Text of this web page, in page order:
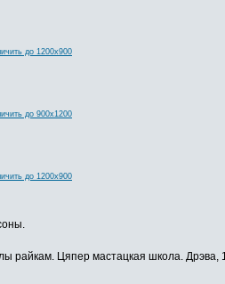
до 1200x900
до 900x1200
до 1200x900
райкам. Цяпер мастацкая школа. Дрэва,